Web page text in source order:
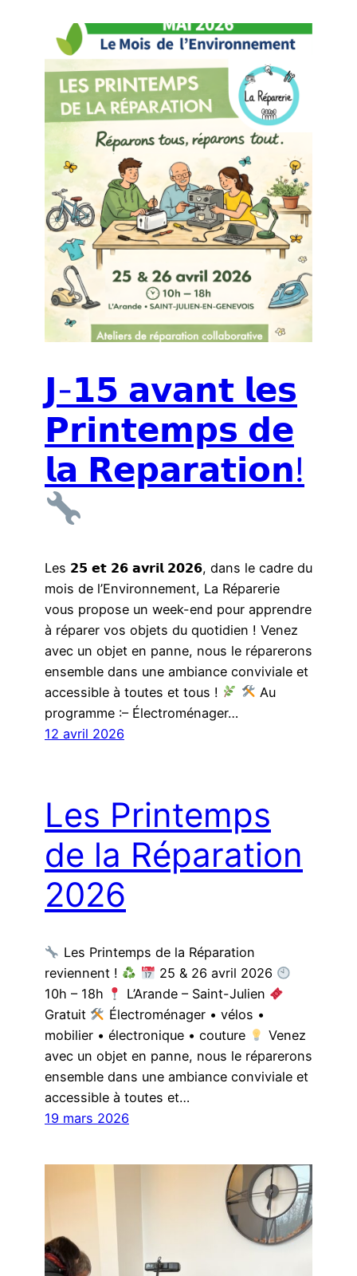
𝗝-𝟭𝟱 𝗮𝘃𝗮𝗻𝘁 𝗹𝗲𝘀
𝗣𝗿𝗶𝗻𝘁𝗲𝗺𝗽𝘀 𝗱𝗲
𝗹𝗮 𝗥𝗲𝗽𝗮𝗿𝗮𝘁𝗶𝗼𝗻!
Les 𝟮𝟱 𝗲𝘁 𝟮𝟲 𝗮𝘃𝗿𝗶𝗹 𝟮𝟬𝟮𝟲, dans le cadre du
mois de l’Environnement, La Réparerie
vous propose un week-end pour apprendre
à réparer vos objets du quotidien ! Venez
avec un objet en panne, nous le réparerons
ensemble dans une ambiance conviviale et
accessible à toutes et tous !
Au
programme :– Électroménager…
12 avril 2026
Les Printemps
de la Réparation
2026
Les Printemps de la Réparation
reviennent !
25 & 26 avril 2026
10h – 18h
L’Arande – Saint-Julien
Gratuit
Électroménager • vélos •
mobilier • électronique • couture
Venez
avec un objet en panne, nous le réparerons
ensemble dans une ambiance conviviale et
accessible à toutes et…
19 mars 2026